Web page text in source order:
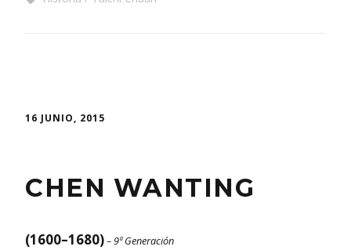
16 JUNIO, 2015
CHEN WANTING
(1600–1680)– 9ª Generación